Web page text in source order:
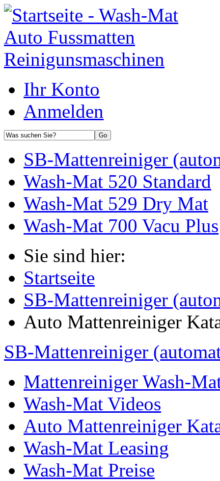
Ihr Konto
Anmelden
SB-Mattenreiniger
Wash-Mat 520 Standard
Wash-Mat 529 Dry Mat
Wash-Mat 700 Vacu Plus
Sie sind hier:
Startseite
SB-Mattenreiniger
Auto Mattenreiniger
SB-Mattenreiniger
Mattenreiniger Wash-
Wash-Mat Videos
Auto Mattenreiniger
Wash-Mat Leasing
Wash-Mat Preise